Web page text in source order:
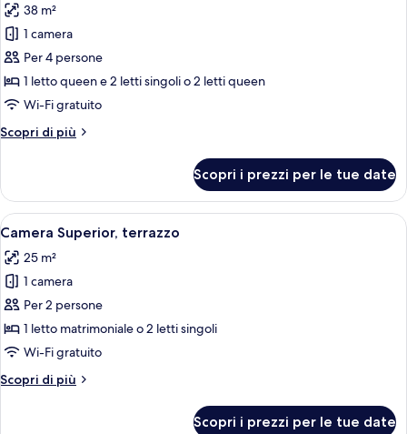
le
foto
per
Camera
familiare
Room,
38 m²
1 camera
Per 4 persone
1 letto queen e 2 letti singoli o 2 letti queen
Wi-Fi gratuito
Scopri di più
Altri
familiare
(Adjoining
Room,
Scopri i prezzi per le tue date
Apri
tutte
le
foto
per
Camera
Superior,
Una camera d'albergo con un letto
14
Camera Superior, terrazzo
25 m²
1 camera
Per 2 persone
1 letto matrimoniale o 2 letti singoli
Wi-Fi gratuito
Scopri di più
Altri
Scopri i prezzi per le tue date